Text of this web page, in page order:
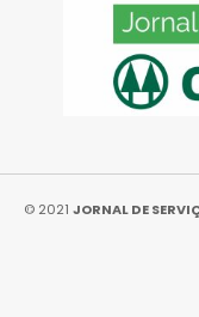
© 2021 JORNAL DE